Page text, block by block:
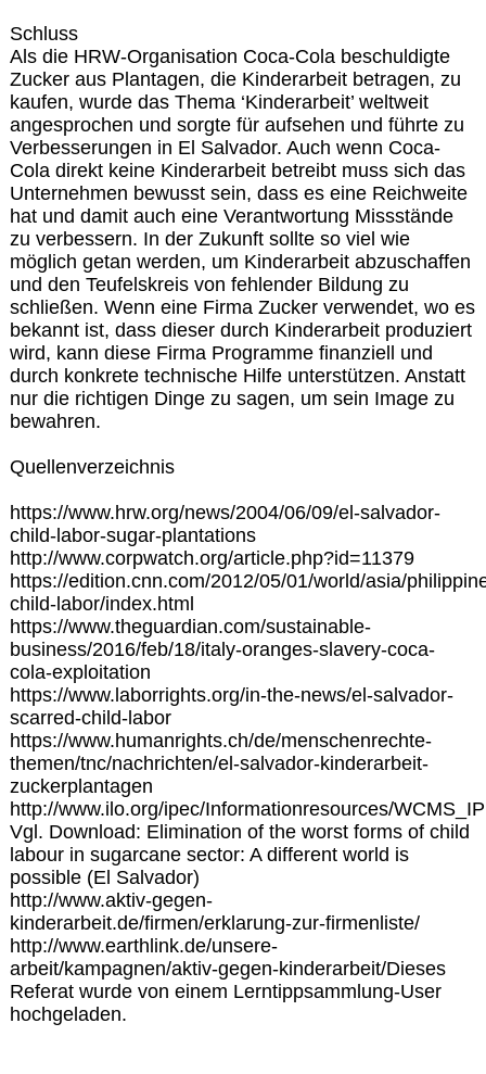
Schluss
Als die HRW-Organisation Coca-Cola beschuldigte
Zucker aus Plantagen, die Kinderarbeit betragen, zu
kaufen, wurde das Thema ‘Kinderarbeit’ weltweit
angesprochen und sorgte für aufsehen und führte zu
Verbesserungen in El Salvador. Auch wenn Coca-
Cola direkt keine Kinderarbeit betreibt muss sich das
Unternehmen bewusst sein, dass es eine Reichweite
hat und damit auch eine Verantwortung Missstände
zu verbessern. In der Zukunft sollte so viel wie
möglich getan werden, um Kinderarbeit abzuschaffen
und den Teufelskreis von fehlender Bildung zu
schließen. Wenn eine Firma Zucker verwendet, wo es
bekannt ist, dass dieser durch Kinderarbeit produziert
wird, kann diese Firma Programme finanziell und
durch konkrete technische Hilfe unterstützen. Anstatt
nur die richtigen Dinge zu sagen, um sein Image zu
bewahren.
Quellenverzeichnis
https://www.hrw.org/news/2004/06/09/el-salvador-
child-labor-sugar-plantations
http://www.corpwatch.org/article.php?id=11379
https://edition.cnn.com/2012/05/01/world/asia/
child-labor/index.html
https://www.theguardian.com/sustainable-
business/2016/feb/18/italy-oranges-slavery-coca-
cola-exploitation
https://www.laborrights.org/in-the-news/el-salvador-
scarred-child-labor
https://www.humanrights.ch/de/menschenrechte-
themen/tnc/nachrichten/el-salvador-kinderarbeit-
zuckerplantagen
http://www.ilo.org/ipec/Informationresources/
Vgl. Download: Elimination of the worst forms of child
labour in sugarcane sector: A different world is
possible (El Salvador)
http://www.aktiv-gegen-
kinderarbeit.de/firmen/erklarung-zur-firmenliste/
http://www.earthlink.de/unsere-
arbeit/kampagnen/aktiv-gegen-kinderarbeit/Dieses
Referat wurde von einem Lerntippsammlung-User
hochgeladen.